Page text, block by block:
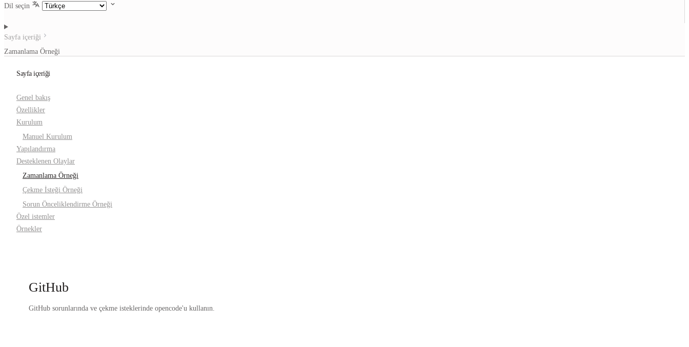
Dil seçin
Sayfa içeriği
Zamanlama Örneği
Sayfa içeriği
Genel bakış
Özellikler
Kurulum
Manuel Kurulum
Yapılandırma
Desteklenen Olaylar
Zamanlama Örneği
Çekme İsteği Örneği
Sorun Önceliklendirme Örneği
Özel istemler
Örnekler
GitHub
GitHub sorunlarında ve çekme isteklerinde opencode'u kullanın.